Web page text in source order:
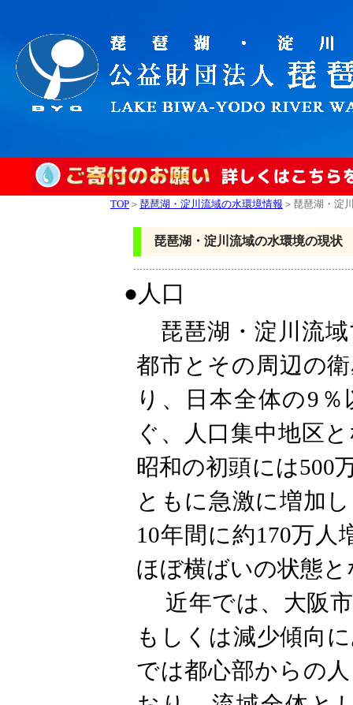
TOP ＞ 琵琶湖・淀川流域の水環境情報 ＞琵琶湖・淀
琵琶湖・淀川流域の水環境の現状
●人口
琵琶湖・淀川流域
都市とその周辺の
り、日本全体の9
ぐ、人口集中地区
昭和の初頭には500
ともに急激に増加
10年間に約170万人
ほぼ横ばいの状態
近年では、大阪市
もしくは減少傾向
では都心部からの